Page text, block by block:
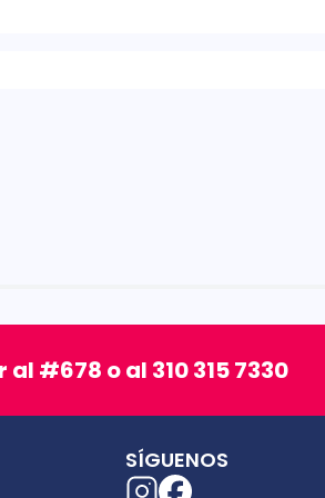
#678 o al 310 315 7330
SÍGUENOS